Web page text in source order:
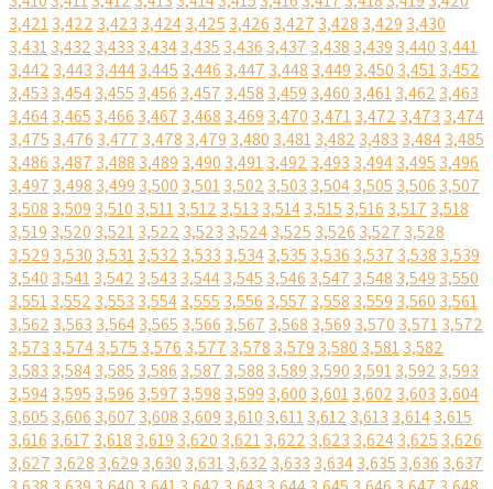
3,4213,422 3,423 3,4243,425 3,426 3,427 3,428 3,429 3,430
3,4313,432 3,433 3,4343,435 3,436 3,437 3,438 3,439 3,440 3,441
3,442 3,443 3,4443,445 3,446 3,447 3,448 3,449 3,450 3,4513,452
3,453 3,4543,455 3,456 3,457 3,458 3,459 3,460 3,4613,462 3,463
3,4643,465 3,466 3,467 3,468 3,469 3,470 3,4713,472 3,473 3,474
3,475 3,476 3,477 3,478 3,479 3,480 3,4813,482 3,483 3,4843,485
3,486 3,487 3,488 3,489 3,490 3,4913,492 3,493 3,4943,495 3,496
3,497 3,498 3,499 3,500 3,5013,502 3,503 3,5043,505 3,506 3,507
3,508 3,509 3,510 3,5113,512 3,513 3,5143,515 3,516 3,517 3,518
3,519 3,520 3,5213,522 3,523 3,5243,525 3,526 3,527 3,528
3,529 3,530 3,5313,532 3,533 3,5343,535 3,536 3,537 3,538 3,539
3,540 3,5413,542 3,543 3,5443,545 3,546 3,547 3,548 3,549 3,550
3,5513,552 3,553 3,5543,555 3,556 3,557 3,558 3,559 3,560 3,561
3,562 3,563 3,5643,565 3,566 3,567 3,568 3,569 3,570 3,5713,572
3,573 3,5743,575 3,576 3,577 3,578 3,579 3,580 3,5813,582
3,583 3,5843,585 3,586 3,587 3,588 3,589 3,590 3,5913,592 3,593
3,5943,595 3,596 3,597 3,598 3,599 3,600 3,6013,602 3,603 3,604
3,605 3,606 3,607 3,608 3,609 3,610 3,6113,612 3,613 3,6143,615
3,616 3,617 3,618 3,619 3,620 3,6213,622 3,623 3,6243,625 3,626
3,627 3,628 3,629 3,630 3,6313,632 3,633 3,6343,635 3,636 3,637